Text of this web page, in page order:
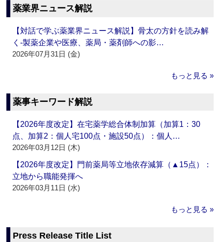
薬業界ニュース解説
【対話で学ぶ薬業界ニュース解説】骨太の方針を読み解
く‐製薬企業や医療、薬局・薬剤師への影…
2026年07月31日 (金)
もっと見る »
薬事キーワード解説
【2026年度改定】在宅薬学総合体制加算（加算1：30
点、加算2：個人宅100点・施設50点）：個人…
2026年03月12日 (木)
【2026年度改定】門前薬局等立地依存減算（▲15点）：
立地から職能発揮へ
2026年03月11日 (水)
もっと見る »
Press Release Title List